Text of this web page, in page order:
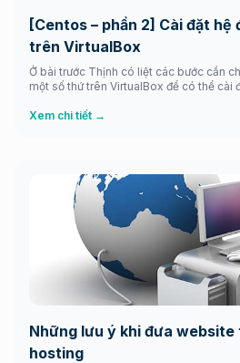
[Centos – phần 2] Cài đặt hệ
trên VirtualBox
Ở bài trước Thịnh có liệt các bước cần
một số thứ trên VirtualBox để có thể cài
qua bước chuẩn bị đó mà tiến hành sử
Xem chi tiết →
Những lưu ý khi đưa
hosting